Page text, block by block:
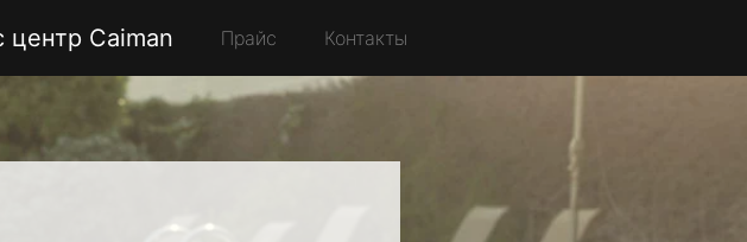
центр Caiman Прайс Контакты